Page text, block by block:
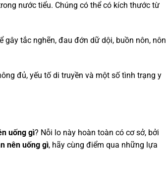
nước tiểu. Chúng có thể có kích thước từ
tắc nghẽn, đau đớn dữ dội, buồn nôn, nôn
đủ, yếu tố di truyền và một số tình trạng y
uống gì? Nỗi lo này hoàn toàn có cơ sở, bởi
nên uống gì, hãy cùng điểm qua những lựa